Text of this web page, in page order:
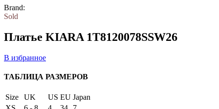
Brand:
Sold
Платье KIARA 1T8120078SSW26
В избранное
ТАБЛИЦА РАЗМЕРОВ
Size UK US EU Japan